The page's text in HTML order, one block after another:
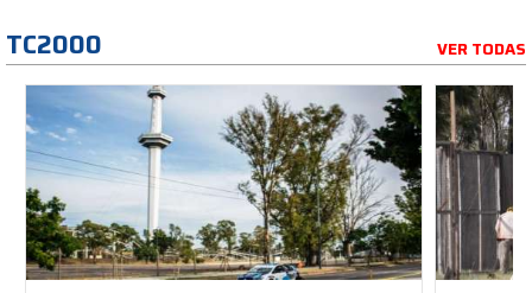
TC2000 VER TODAS